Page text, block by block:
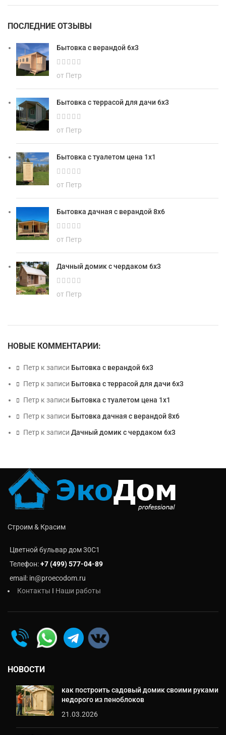
ПОСЛЕДНИЕ ОТЗЫВЫ
Бытовка с верандой 6х3
от Петр
Бытовка с террасой для дачи 6х3
от Петр
Бытовка с туалетом цена 1х1
от Петр
Бытовка дачная с верандой 8х6
от Петр
Дачный домик с чердаком 6х3
от Петр
НОВЫЕ КОММЕНТАРИИ:
Петр к записи Бытовка с верандой 6х3
Петр к записи Бытовка с террасой для дачи 6х3
Петр к записи Бытовка с туалетом цена 1х1
Петр к записи Бытовка дачная с верандой 8х6
Петр к записи Дачный домик с чердаком 6х3
Строим & Красим
Цветной бульвар дом 30C1
Телефон:+7 (499) 577-04-89
email: in@proecodom.ru
Контакты I Наши работы
НОВОСТИ
как построить садовый домик своими руками
недорого из пеноблоков
21.03.2026